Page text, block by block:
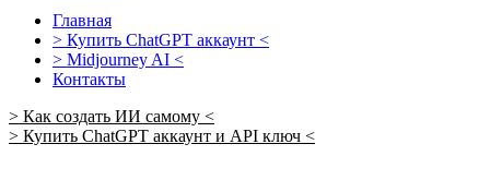
Главная
> Купить ChatGPT аккаунт <
> Midjourney AI <
Контакты
> Как создать ИИ самому <
> Купить ChatGPT аккаунт и API ключ <